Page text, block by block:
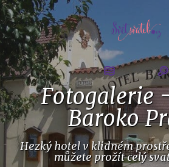
Fotogalerie
Baroko
Hezký hotel v klidném
můžete prožít celý